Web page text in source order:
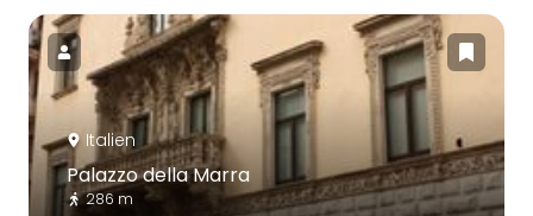
Italien
Palazzo della Marra
286 m